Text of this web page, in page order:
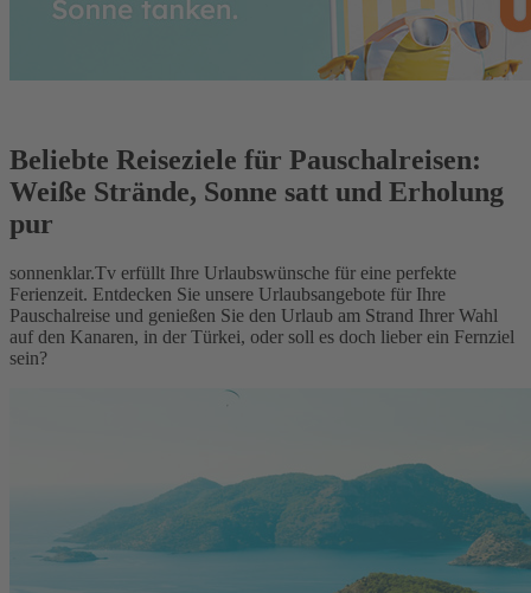
Beliebte Reiseziele für Pauschalreisen:
Weiße Strände, Sonne satt und Erholung
pur
sonnenklar.Tv erfüllt Ihre Urlaubswünsche für eine perfekte
Ferienzeit. Entdecken Sie unsere Urlaubsangebote für Ihre
Pauschalreise und genießen Sie den Urlaub am Strand Ihrer Wahl
auf den Kanaren, in der Türkei, oder soll es doch lieber ein Fernziel
sein?